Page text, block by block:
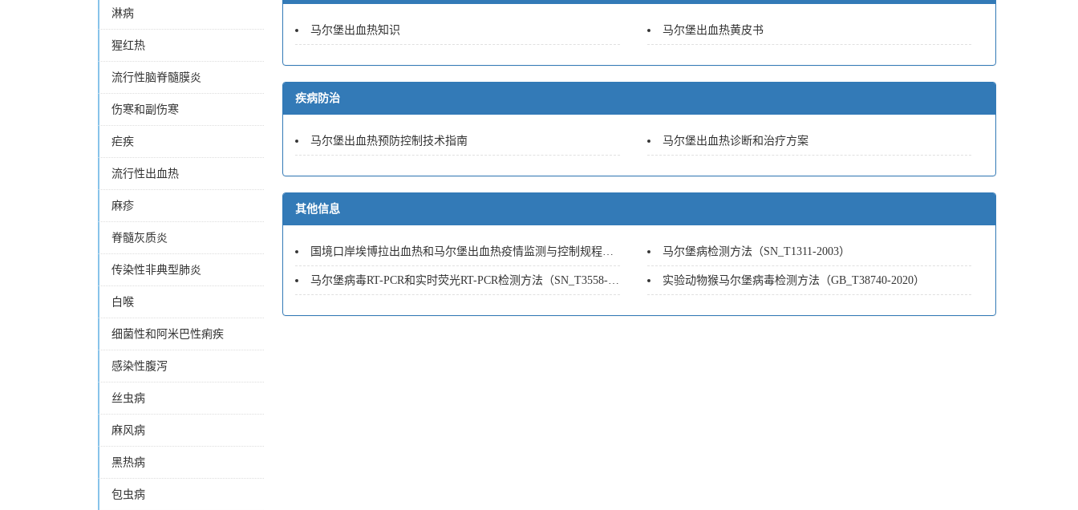
淋病
猩红热
流行性脑脊髓膜炎
伤寒和副伤寒
疟疾
流行性出血热
麻疹
脊髓灰质炎
传染性非典型肺炎
白喉
细菌性和阿米巴性痢疾
感染性腹泻
丝虫病
麻风病
黑热病
包虫病
马尔堡出血热知识 马尔堡出血热黄皮书
疾病防治
马尔堡出血热预防控制技术指南 马尔堡出血热诊断和治疗方案
其他信息
国境口岸埃博拉出血热和马尔堡出血热疫情监测与控制规程（SN_T1231-2010） 马尔堡病检测方法（SN_T1311-2003）
马尔堡病毒RT-PCR和实时荧光RT-PCR检测方法（SN_T3558-2013） 实验动物猴马尔堡病毒检测方法（GB_T38740-2020）